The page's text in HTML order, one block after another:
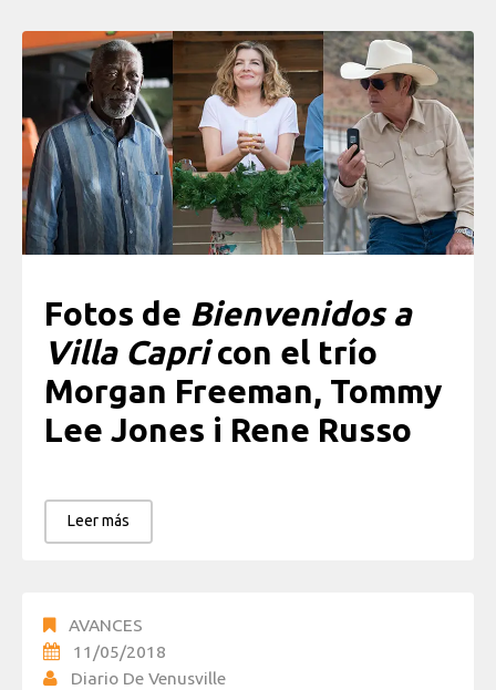
Fotos de Bienvenidos a
Villa Capricon el trío
Morgan Freeman, Tommy
Lee Jones i Rene Russo
Leer más
AVANCES
11/05/2018
Diario De Venusville